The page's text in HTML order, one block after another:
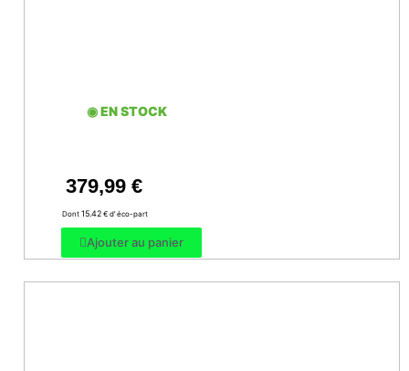
◉ EN STOCK
379,99 €
Dont 15.42 € d’ éco-part
Ajouter au panier